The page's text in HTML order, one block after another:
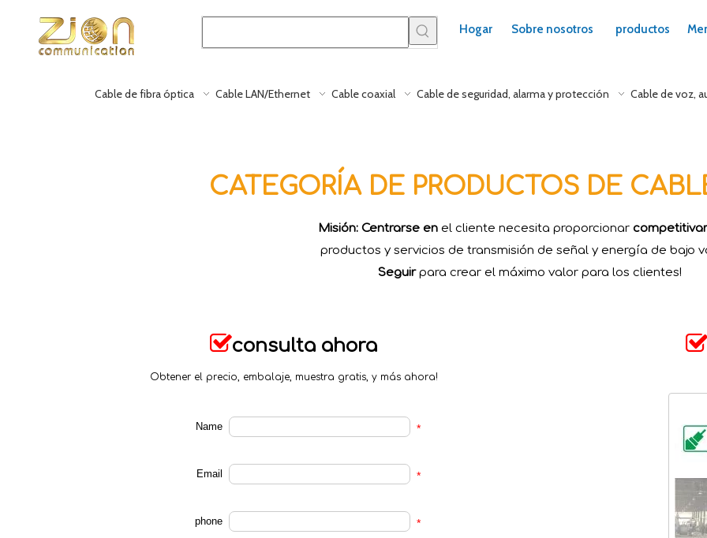
Hogar Sobre nosotros productos
Cable de fibra óptica Cable LAN/Ethernet Cable coaxial Cable de seguridad, alarma y protección Cable de voz,
CATEGORÍA DE PRODUCTOS DE
Misión: Centrarse en el cliente necesita proporcionar
productos y servicios de transmisión de señal y energía de bajo
Seguirpara crear el máximo valor para los clientes!
consulta ahora
Obtener el precio, embalaje, muestra gratis, y más ahora!
Name *
Email *
phone *
